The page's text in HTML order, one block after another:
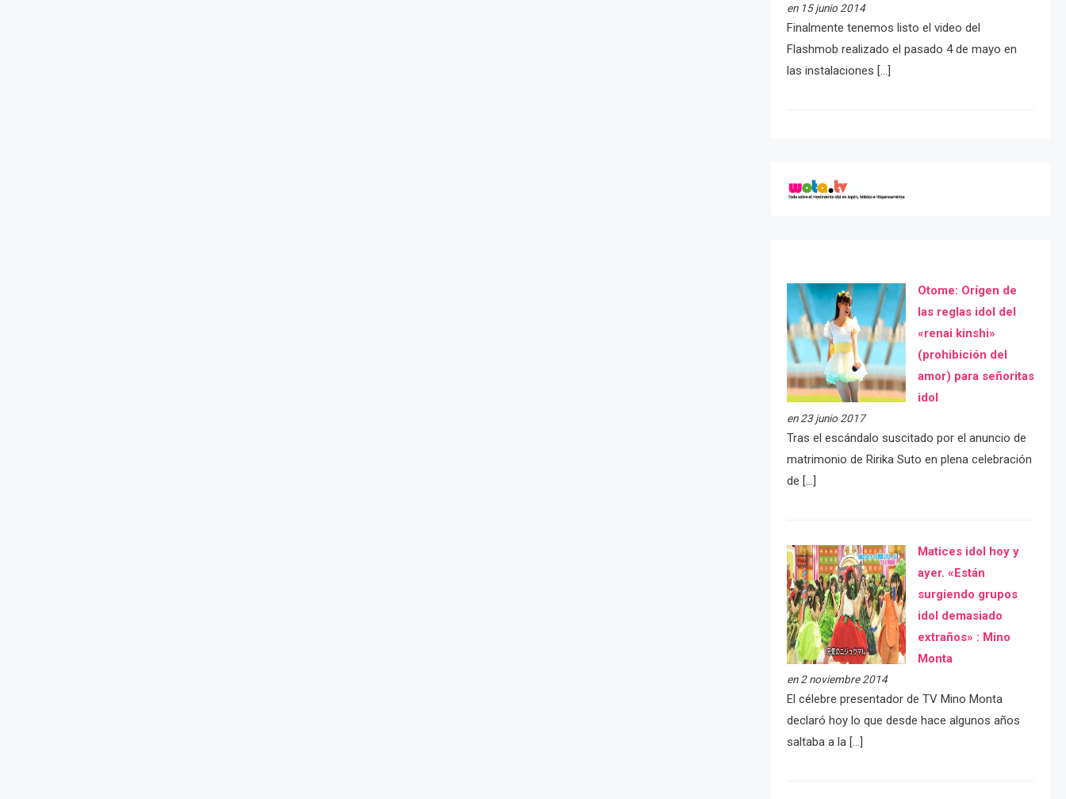
en 15 junio 2014
Finalmente tenemos listo el video del
Flashmob realizado el pasado 4 de mayo en
las instalaciones […]
Otome: Orígen de
las reglas idol del
«renai kinshi»
(prohibición del
amor) para señoritas
idol
en 23 junio 2017
Tras el escándalo suscitado por el anuncio de
matrimonio de Ririka Suto en plena celebración
de […]
Matices idol hoy y
ayer. «Están
surgiendo grupos
idol demasiado
extraños» : Mino
Monta
en 2 noviembre 2014
El célebre presentador de TV Mino Monta
declaró hoy lo que desde hace algunos años
saltaba a la […]